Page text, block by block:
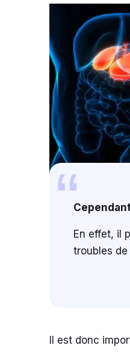
En effet, il
troubles
Il est donc